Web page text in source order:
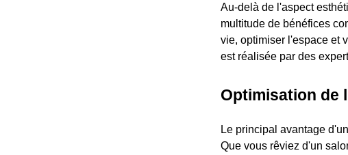
Au-delà de l'aspect
multitude de bénéfices
vie, optimiser l'espace et
est réalisée par des
Optimisation de
Le principal avantage
Que vous rêviez d'un